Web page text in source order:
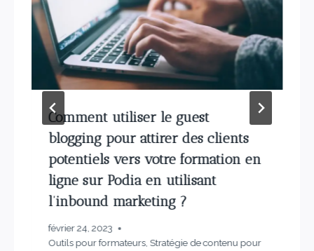
Comment utiliser le guest
blogging pour attirer des clients
potentiels vers votre formation en
ligne sur Podia en utilisant
l’inbound marketing ?
février 24, 2023
Outils pour formateurs, Stratégie de contenu pour